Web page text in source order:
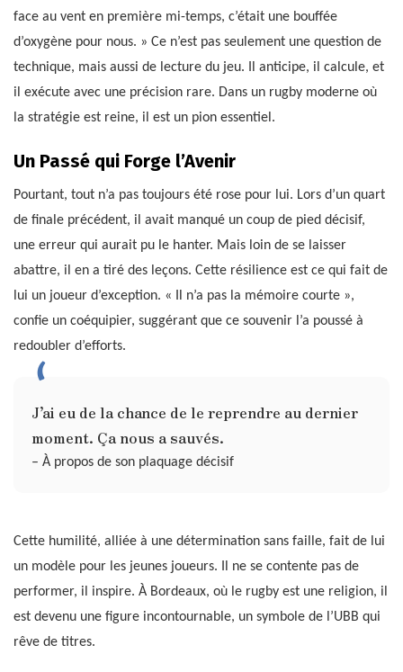
face au vent en première mi-temps, c’était une bouffée
d’oxygène pour nous. » Ce n’est pas seulement une question de
technique, mais aussi de lecture du jeu. Il anticipe, il calcule, et
il exécute avec une précision rare. Dans un rugby moderne où
la stratégie est reine, il est un pion essentiel.
Un Passé qui Forge l’Avenir
Pourtant, tout n’a pas toujours été rose pour lui. Lors d’un quart
de finale précédent, il avait manqué un coup de pied décisif,
une erreur qui aurait pu le hanter. Mais loin de se laisser
abattre, il en a tiré des leçons. Cette résilience est ce qui fait de
lui un joueur d’exception. « Il n’a pas la mémoire courte »,
confie un coéquipier, suggérant que ce souvenir l’a poussé à
redoubler d’efforts.
J’ai eu de la chance de le reprendre au dernier
moment. Ça nous a sauvés.
– À propos de son plaquage décisif
Cette humilité, alliée à une détermination sans faille, fait de lui
un modèle pour les jeunes joueurs. Il ne se contente pas de
performer, il inspire. À Bordeaux, où le rugby est une religion, il
est devenu une figure incontournable, un symbole de l’UBB qui
rêve de titres.